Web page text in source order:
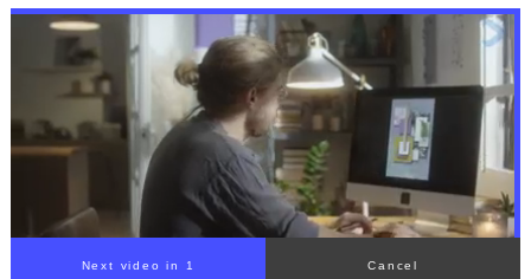
性肺炎」リスク高まり、最
悪死亡のケースも【熊本地
震から10日】
Next video in 1 Cancel